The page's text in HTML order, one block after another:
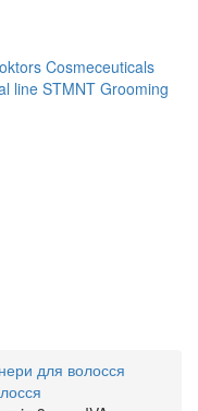
Cosmeceuticals
line STMNT Grooming
для волосся